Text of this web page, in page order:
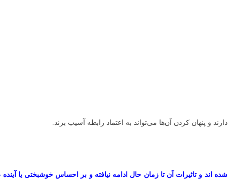
و پنهان کردن آن‌ها می‌تواند به اعتماد رابطه آسیب بزند.
اند و تاثیرات آن تا زمان حال ادامه نیافته و بر احساس خوشبختی یا